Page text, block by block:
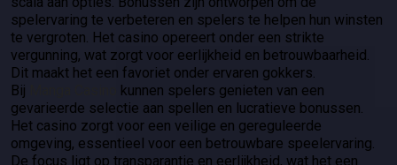
spelervaring te verbeteren en spelers te helpen hun winsten
te vergroten. Het casino opereert onder een strikte
vergunning, wat zorgt voor eerlijkheid en betrouwbaarheid.
Dit maakt het een favoriet onder ervaren gokkers.
Bij
kunnen spelers genieten van een
gevarieerde selectie aan spellen en lucratieve bonussen.
Het casino zorgt voor een veilige en gereguleerde
omgeving, essentieel voor een betrouwbare speelervaring.
De focus ligt op transparantie en eerlijkheid, wat het een